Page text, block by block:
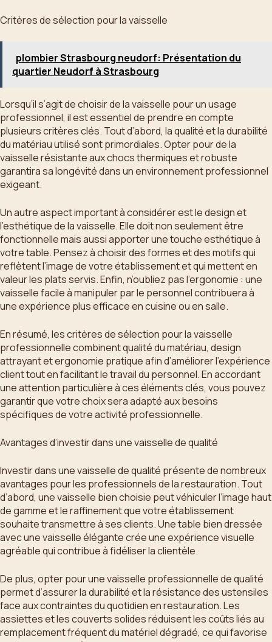
Critères de sélection pour la vaisselle
plombier Strasbourg neudorf: Présentation du
quartier Neudorf à Strasbourg
Lorsqu’il s’agit de choisir de la vaisselle pour un usage
professionnel, il est essentiel de prendre en compte
plusieurs critères clés. Tout d’abord, la qualité et la durabilité
du matériau utilisé sont primordiales. Opter pour de la
vaisselle résistante aux chocs thermiques et robuste
garantira sa longévité dans un environnement professionnel
exigeant.
Un autre aspect important à considérer est le design et
l’esthétique de la vaisselle. Elle doit non seulement être
fonctionnelle mais aussi apporter une touche esthétique à
votre table. Pensez à choisir des formes et des motifs qui
reflètent l’image de votre établissement et qui mettent en
valeur les plats servis. Enfin, n’oubliez pas l’ergonomie : une
vaisselle facile à manipuler par le personnel contribuera à
une expérience plus efficace en cuisine ou en salle.
En résumé, les critères de sélection pour la vaisselle
professionnelle combinent qualité du matériau, design
attrayant et ergonomie pratique afin d’améliorer l’expérience
client tout en facilitant le travail du personnel. En accordant
une attention particulière à ces éléments clés, vous pouvez
garantir que votre choix sera adapté aux besoins
spécifiques de votre activité professionnelle.
Avantages d’investir dans une vaisselle de qualité
Investir dans une vaisselle de qualité présente de nombreux
avantages pour les professionnels de la restauration. Tout
d’abord, une vaisselle bien choisie peut véhiculer l’image haut
de gamme et le raffinement que votre établissement
souhaite transmettre à ses clients. Une table bien dressée
avec une vaisselle élégante crée une expérience visuelle
agréable qui contribue à fidéliser la clientèle.
De plus, opter pour une vaisselle professionnelle de qualité
permet d’assurer la durabilité et la résistance des ustensiles
face aux contraintes du quotidien en restauration. Les
assiettes et les couverts solides réduisent les coûts liés au
remplacement fréquent du matériel dégradé, ce qui favorise